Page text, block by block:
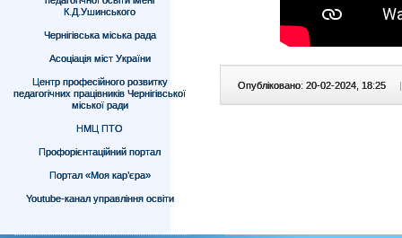
К.Д.Ушинського
Чернігівська міська рада
Асоціація міст України
Центр професійного розвитку
педагогічних працівників Чернігівської
міської ради
НМЦ ПТО
Профорієнтаційний портал
Портал «Моя кар’єра»
Youtube-канал управління освіти
Опубліковано: 20-02-2024, 18:25 |